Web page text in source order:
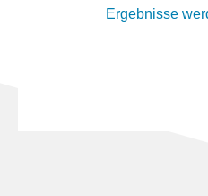
Ergebnisse